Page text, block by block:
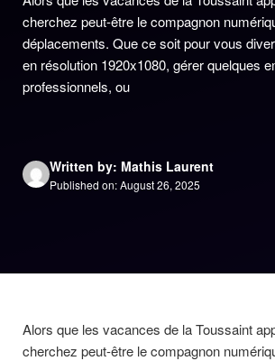
cherchez peut-être le compagnon
déplacements. Que ce soit pour vous
en résolution 1920x1080, gérer quelques
professionnels, ou
Written by: Mathis Laurent
Published on: August 26, 2025
Alors que les vacances de la Toussaint
cherchez peut-être le compagnon